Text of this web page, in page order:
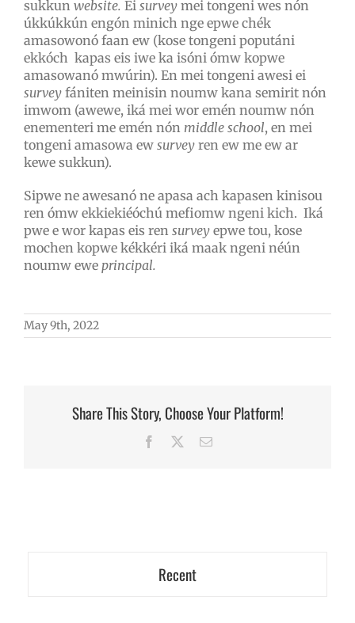
sukkun website. Ei survey mei tongeni wes nón
úkkúkkún engón minich nge epwe chék
amasowonó faan ew (kose tongeni poputáni
ekkóch kapas eis iwe ka isóni ómw kopwe
amasowanó mwúrin). En mei tongeni awesi ei
survey fániten meinisin noumw kana semirit nón
imwom (awewe, iká mei wor emén noumw nón
enementeri me emén nón middle school, en mei
tongeni amasowa ew survey ren ew me ew ar
kewe sukkun).
Sipwe ne awesanó ne apasa ach kapasen kinisou
ren ómw ekkiekiéóchú mefiomw ngeni kich. Iká
pwe e wor kapas eis ren surveyepwe tou, kose
mochen kopwe kékkéri iká maak ngeni néún
noumw ewe principal.
May 9th, 2022
Share This Story, Choose Your Platform!
Facebook Email
Recent